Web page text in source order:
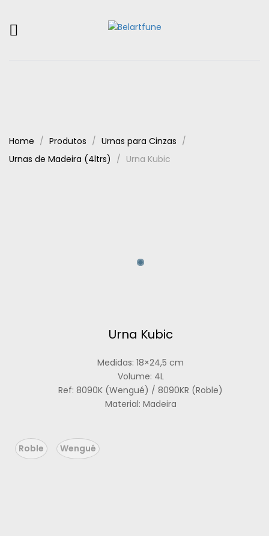
Home Produtos
Urnas para Cinzas
Urnas de Madeira (4ltrs)
Urna Kubic
Urna Kubic
Medidas: 18×24,5 cm
Volume: 4L
Ref: 8090K (Wengué) / 8090KR (Roble)
Material: Madeira
Roble Wengué